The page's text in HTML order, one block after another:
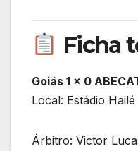
Ficha
Goiás 1 x 0
Local: Estádio
Árbitro: Victor